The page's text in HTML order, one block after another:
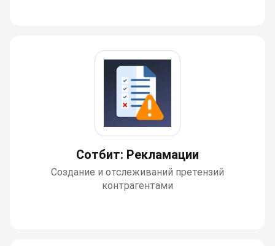
Сотбит: Рекламации
Создание и отслеживаний претензий
контрагентами